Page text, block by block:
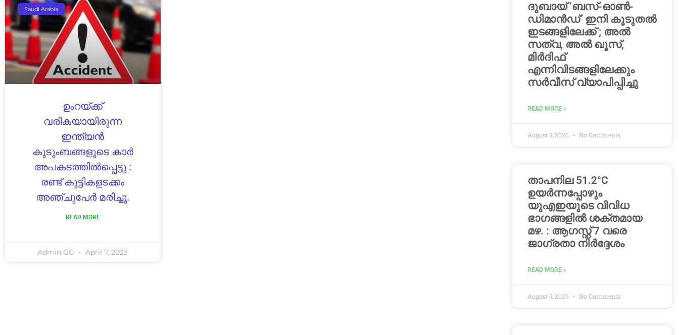
Saudi Arabia
ഉംറയ്ക്ക്
വരികയായിരുന്ന
ഇന്ത്യന്‍
കുടുംബങ്ങളുടെ കാർ
അപകടത്തില്‍പ്പെട്ടു :
രണ്ട് കുട്ടികളടക്കം
അഞ്ചുപേര്‍ മരിച്ചു.
READ MORE
Admin GG April 7, 2023
ദുബായ് ‘ബസ്-ഓൺ-
ഡിമാൻഡ്’ ഇനി കൂടുതൽ
ഇടങ്ങളിലേക്ക് ; അൽ
സത്വ, അൽ ഖൂസ്,
മിർദിഫ്
എന്നിവിടങ്ങളിലേക്കും
സർവീസ് വ്യാപിപ്പിച്ചു
READ MORE »
August 5, 2026 No Comments
താപനില 51.2°C
ഉയർന്നപ്പോഴും
യുഎഇയുടെ വിവിധ
ഭാഗങ്ങളിൽ ശക്തമായ
മഴ. : ആഗസ്റ്റ് 7 വരെ
ജാഗ്രതാ നിർദ്ദേശം
READ MORE »
August 5, 2026 No Comments